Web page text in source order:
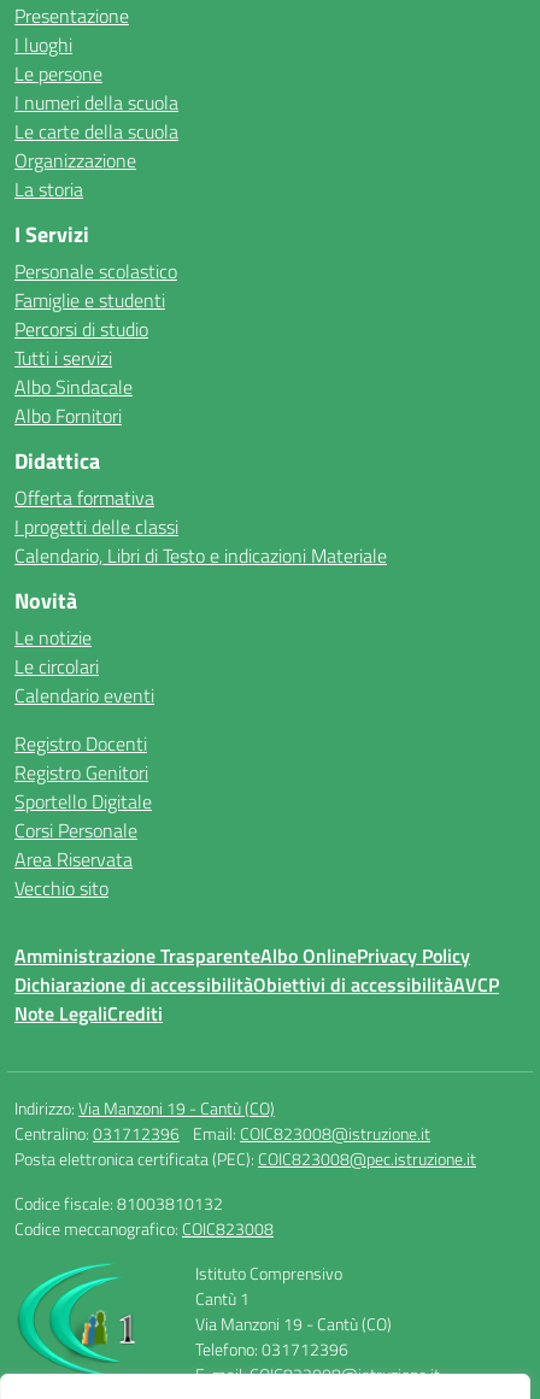
Presentazione
I luoghi
Le persone
I numeri della scuola
Le carte della scuola
Organizzazione
La storia
I Servizi
Personale scolastico
Famiglie e studenti
Percorsi di studio
Tutti i servizi
Albo Sindacale
Albo Fornitori
Didattica
Offerta formativa
I progetti delle classi
Calendario, Libri di Testo e indicazioni Materiale
Novità
Le notizie
Le circolari
Calendario eventi
Registro Docenti
Registro Genitori
Sportello Digitale
Corsi Personale
Area Riservata
Vecchio sito
Amministrazione TrasparenteAlbo OnlinePrivacy Policy
Dichiarazione di accessibilitàObiettivi di accessibilitàAVCP
Note LegaliCrediti
Indirizzo:Via Manzoni 19 - Cantù (CO)
Centralino:031712396 Email: COIC823008@istruzione.it
Posta elettronica certificata (PEC): COIC823008@pec.istruzione.it
Codice fiscale: 81003810132
Codice meccanografico: COIC823008
Istituto Comprensivo
Cantù 1
Via Manzoni 19 - Cantù (CO)
Telefono: 031712396
E-mail: COIC823008@istruzione.it